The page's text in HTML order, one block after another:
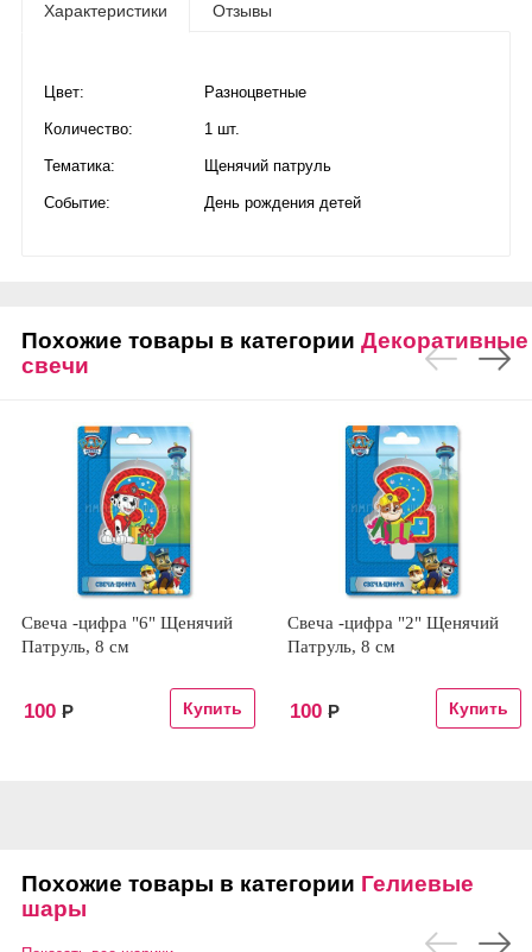
Характеристики Отзывы
Цвет: Разноцветные
Количество: 1 шт.
Тематика: Щенячий патруль
Событие: День рождения детей
Похожие товары в категории Декоративные
свечи
Свеча -цифра "6" Щенячий
Патруль, 8 см
100 Р
Свеча -цифра "2" Щенячий
Патруль, 8 см
100 Р
Похожие товары в категории Гелиевые
шары